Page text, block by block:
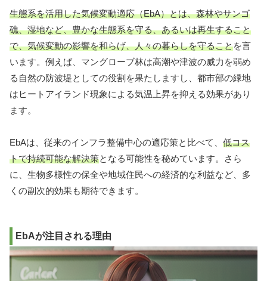
生態系を活用した気候変動適応（EbA）とは、森林やサンゴ
礁、湿地など、豊かな生態系を守る、あるいは再生すること
で、気候変動の影響を和らげ、人々の暮らしを守ることを言
います。例えば、マングローブ林は高潮や津波の威力を弱め
る自然の防波堤としての役割を果たしますし、都市部の緑地
はヒートアイランド現象による気温上昇を抑える効果があり
ます。
EbAは、従来のインフラ整備中心の適応策と比べて、 低コス
トで持続可能な解決策となる可能性を秘めています。さら
に、生物多様性の保全や地域住民への経済的な利益など、多
くの副次的効果も期待できます。
EbAが注目される理由